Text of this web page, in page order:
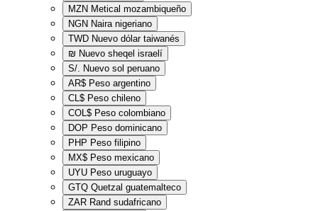
MZN Metical mozambiqueño
NGN Naira nigeriano
TWD Nuevo dólar taiwanés
₪ Nuevo sheqel israelí
S/. Nuevo sol peruano
AR$ Peso argentino
CL$ Peso chileno
COL$ Peso colombiano
DOP Peso dominicano
PHP Peso filipino
MX$ Peso mexicano
UYU Peso uruguayo
GTQ Quetzal guatemalteco
ZAR Rand sudafricano